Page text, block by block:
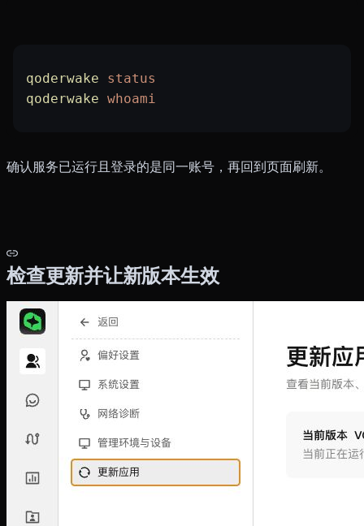
qoderwake status
qoderwake whoami
确认服务已运行且登录的是同一账号，再回到页面刷新。
检查更新并让新版本生效